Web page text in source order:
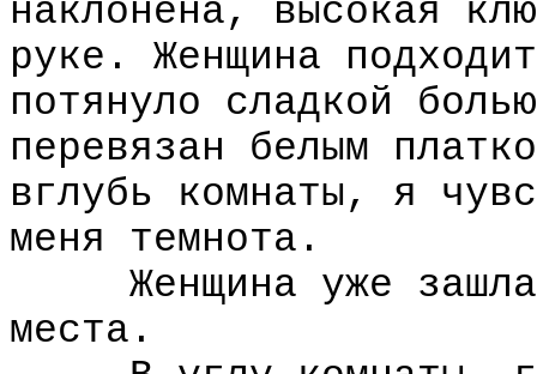
наклонена, высокая
руке. Женщина
потянуло сладкой
перевязан белым
вглубь комнаты, я
меня темнота.
Женщина уже зашла
места.